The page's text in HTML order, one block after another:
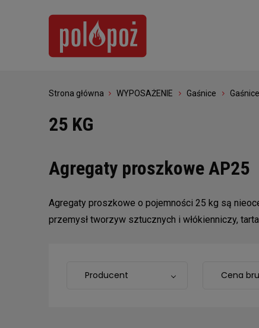
Strona główna WYPOSAŻENIE Gaśnice
25 KG
Agregaty proszkowe AP25
Agregaty proszkowe o pojemności 25 kg są
przemysł tworzyw sztucznych i włókienniczy,
Producent Cena